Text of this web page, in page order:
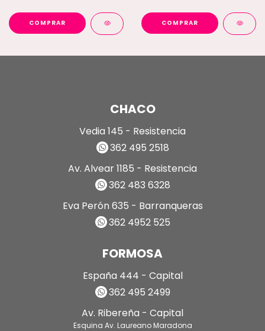
COMPRAR COMPRAR
CHACO
Vedia 145 - Resistencia
362 495 2518
Av. Alvear 1185 - Resistencia
362 483 6328
Eva Perón 635 - Barranqueras
362 4952 525
FORMOSA
España 444 - Capital
362 495 2499
Av. Ribereña - Capital
Esquina Av. Laureano Maradona